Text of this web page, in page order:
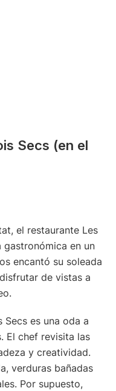
Secs (en el
el restaurante Les
gastronómica en un
encantó su soleada
de vistas a
Secs es una oda a
El chef revisita las
y creatividad.
verduras bañadas
Por supuesto,